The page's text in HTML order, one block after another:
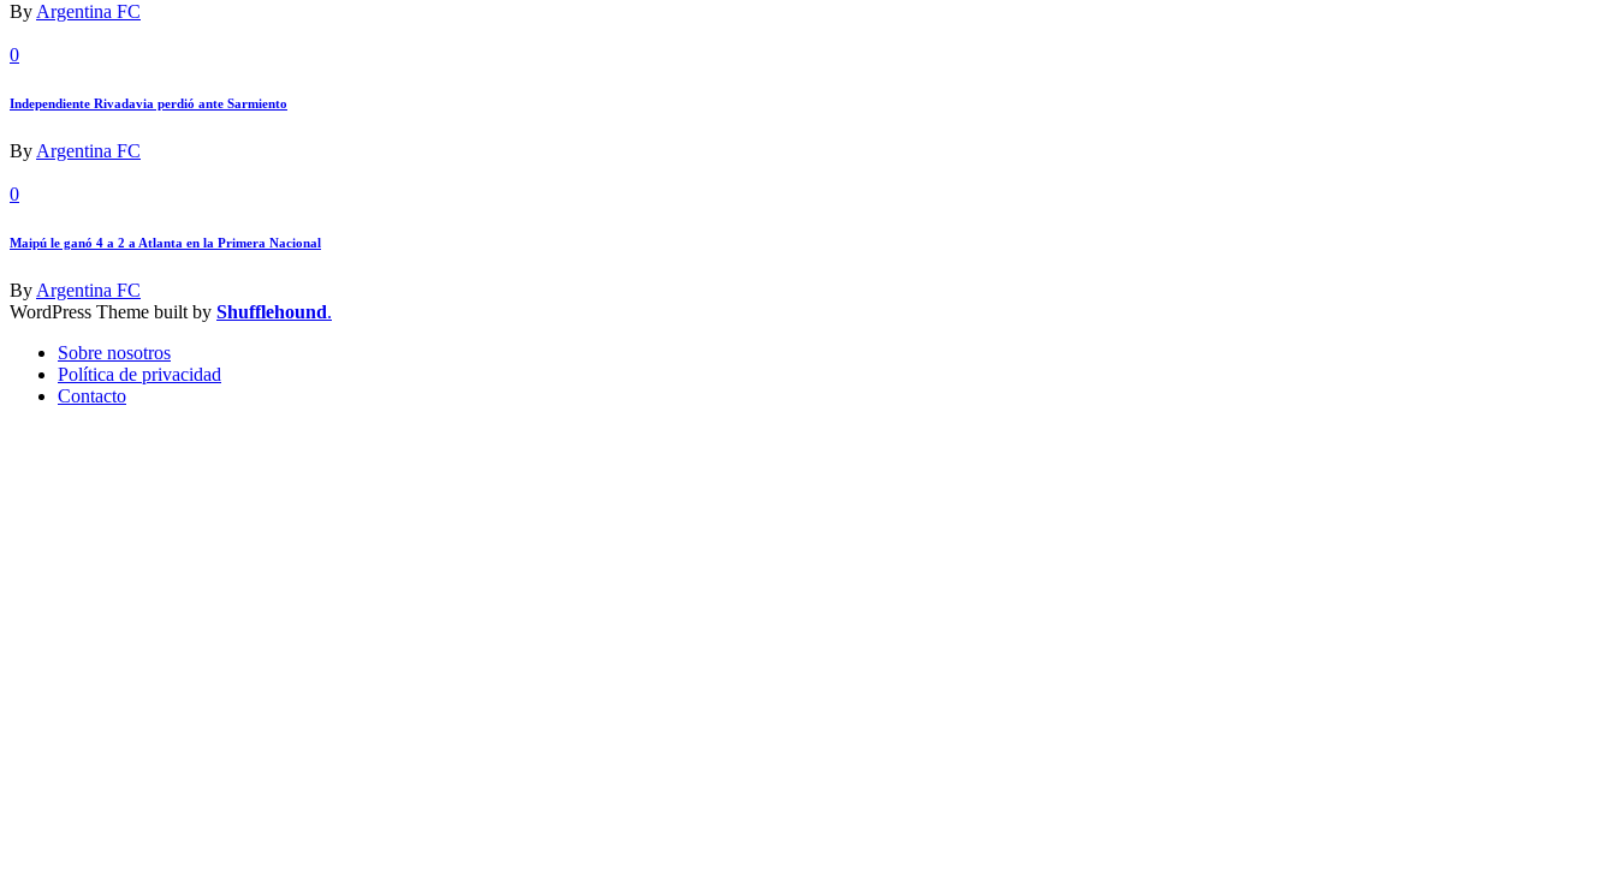
By Argentina FC
0
Independiente Rivadavia perdió ante Sarmiento
By Argentina FC
0
Maipú le ganó 4 a 2 a Atlanta en la Primera Nacional
By Argentina FC
WordPress Theme built by Shufflehound.
Sobre nosotros
Política de privacidad
Contacto